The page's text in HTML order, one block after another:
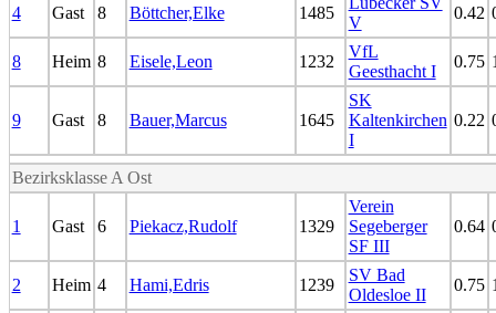
4 Gast 8 Böttcher,Elke 1485
V
0.42
8 Heim 8 Eisele,Leon 1232
VfL
Geesthacht I
0.75
9 Gast 8 Bauer,Marcus 1645
SK
Kaltenkirchen
I
0.22
Bezirksklasse A Ost
1 Gast 6 Piekacz,Rudolf 1329
Verein
Segeberger
SF III
0.64
2 Heim 4 Hami,Edris 1239
SV Bad
Oldesloe II
0.75